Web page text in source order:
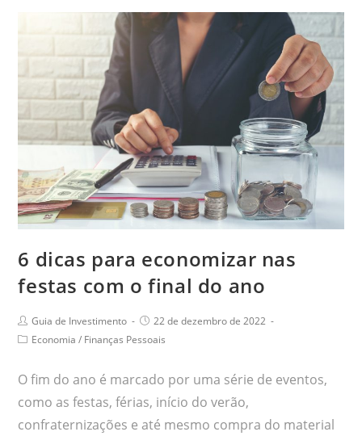
6 dicas para economizar nas
festas com o final do ano
Guia de Investimento
22 de dezembro de 2022
Economia / Finanças Pessoais
O fim do ano é marcado por uma série de eventos,
como as festas, férias, início do verão,
confraternizações e até mesmo compra do material